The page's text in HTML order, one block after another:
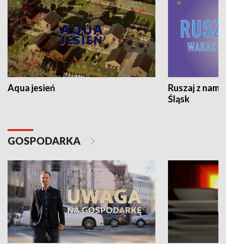
Aqua jesień
Ruszaj z
Śląsk
GOSPODARKA